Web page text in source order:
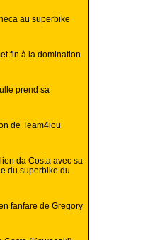
au superbike
fin à la domination
prend sa
de Team4iou
da Costa avec sa
du superbike du
fanfare de Gregory